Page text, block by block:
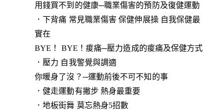
用錢買不到的健康─職業傷害的預防及復健運動
．下背痛 常見職業傷害 保健伸展操 自我保健最
實在
BYE！ BYE！痠痛─壓力造成的痠痛及保健方式
．壓力 自我警覺與調適
你暖身了沒？─運動前後不可不知的事
．健走運動有撇步 熱身最重要
．地板街舞 莫忘熱身5招數